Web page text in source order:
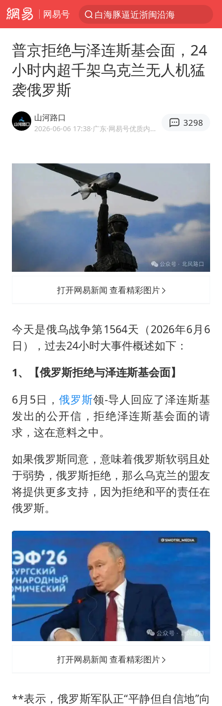
网易号
拜登前列腺癌恶化
四川宜宾5.5级地震后余震为何不断
台铃电动车仅骑一年就断电趴窝
上海中心城区暴雨预警由橙变红
白海豚在海上打了个结
方桃子代言广告视频已下架
外国游客的“中国游三件套”火了
上海大部迎大暴雨
构建更高水平的全民健身公共服务体系
普京拒绝与泽连斯基会面，24
小时内超千架乌克兰无人机猛
袭俄罗斯
山河路口
2026-06-06 17:38·广东 ·网易号优质内容创作者
3298
打开网易新闻 查看精彩图片
今天是俄乌战争第1564天（2026年6月6
日），过去24小时大事件概述如下：
1、【俄罗斯拒绝与泽连斯基会面】
6月5日， 俄罗斯领-导人回应了泽连斯基
发出的公开信，拒绝泽连斯基会面的请
求，这在意料之中。
如果俄罗斯同意，意味着俄罗斯软弱且处
于弱势，俄罗斯拒绝，那么乌克兰的盟友
将提供更多支持，因为拒绝和平的责任在
俄罗斯。
打开网易新闻 查看精彩图片
**表示，俄罗斯军队正“平静但自信地”向